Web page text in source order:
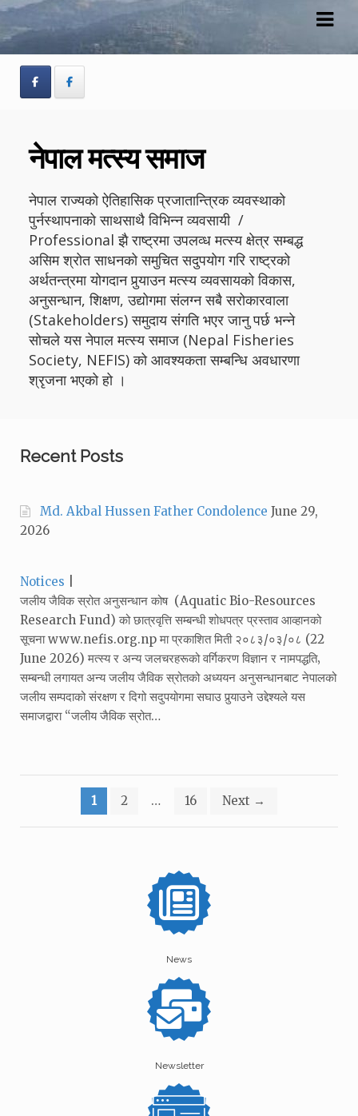
Skip
navigation
Skip
content
नेपाल मत्स्य समाज
नेपाल राज्यको ऐतिहासिक प्रजातान्त्रिक व्यवस्थाको
पुर्नस्थापनाको साथसाथै विभिन्न व्यवसायी /
Professional झै राष्ट्रमा उपलव्ध मत्स्य क्षेत्र सम्बद्ध
असिम श्रोत साधनको समुचित सदुपयोग गरि राष्ट्रको
अर्थतन्त्रमा योगदान पुर्‍याउन मत्स्य व्यवसायको विकास,
अनुसन्धान, शिक्षण, उद्योगमा संलग्न सबै सरोकारवाला
(Stakeholders) समुदाय संगति भएर जानु पर्छ भन्ने
सोचले यस नेपाल मत्स्य समाज (Nepal Fisheries
Society, NEFIS) को आवश्यकता सम्बन्धि अवधारणा
श्रृजना भएको हो ।
Recent Posts
Md. Akbal Hussen Father Condolence June 29,
2026
Categories:
Notices
जलीय जैविक स्रोत अनुसन्धान कोष (Aquatic Bio-Resources
Research Fund) को छात्रवृत्ति सम्बन्धी शोधपत्र प्रस्ताव आव्हानको
सूचना www.nefis.org.np मा प्रकाशित मिती २०८३/०३/०८ (22
June 2026) मत्स्य र अन्य जलचरहरूको वर्गिकरण विज्ञान र नामपद्धति‚
सम्बन्धी लगायत अन्य जलीय जैविक स्रोतको अध्ययन अनुसन्धानबाट नेपालको
जलीय सम्पदाको संरक्षण र दिगो सदुपयोगमा सघाउ पुर्‍याउने उद्देश्यले यस
समाजद्वारा “जलीय जैविक स्रोत…
pagination
1 2 … 16 Next →
News
Newsletter